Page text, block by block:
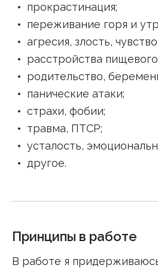
прокрастинация;
переживание горя и
агресия, злость,
расстройства
родительство,
панические атаки;
страхи, фобии;
травма, ПТСР;
усталость,
другое.
Принципы в работе
В работе я